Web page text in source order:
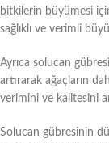
bitkilerin büyümesi
sağlıklı ve verimli
Ayrıca solucan
artırarak ağaçların
verimini ve kalitesini
Solucan gübresinin